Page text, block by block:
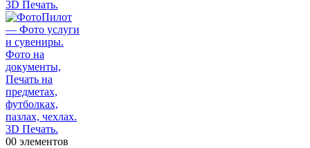
00 элементов